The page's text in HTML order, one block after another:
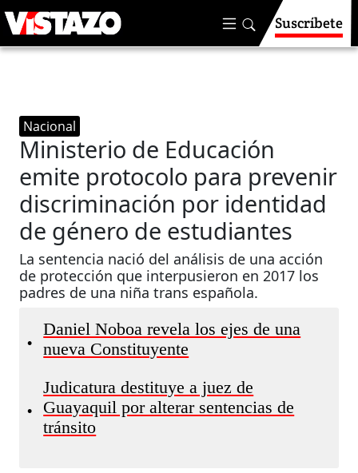
Suscríbete
Nacional
Ministerio de Educación
emite protocolo para prevenir
discriminación por identidad
de género de estudiantes
La sentencia nació del análisis de una acción
de protección que interpusieron en 2017 los
padres de una niña trans española.
•
Daniel Noboa revela los ejes de una
nueva Constituyente
•
Judicatura destituye a juez de
Guayaquil por alterar sentencias de
tránsito